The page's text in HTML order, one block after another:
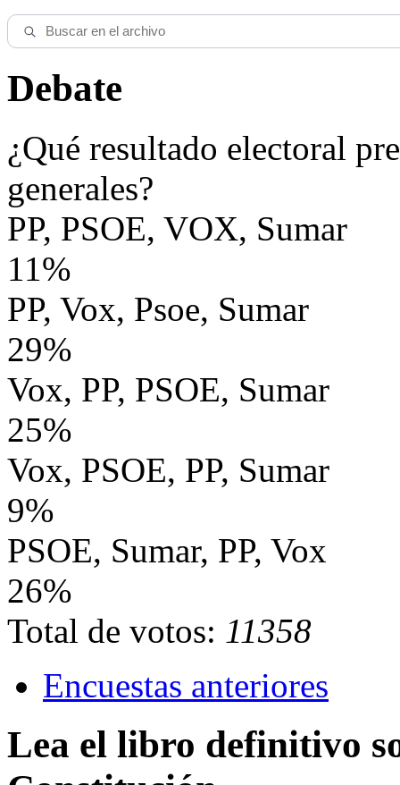
Debate
¿Qué resultado electoral
generales?
PP, PSOE, VOX, Sumar
11%
PP, Vox, Psoe, Sumar
29%
Vox, PP, PSOE, Sumar
25%
Vox, PSOE, PP, Sumar
9%
PSOE, Sumar, PP, Vox
26%
Total de votos: 11358
Encuestas anteriores
Lea el libro definitivo